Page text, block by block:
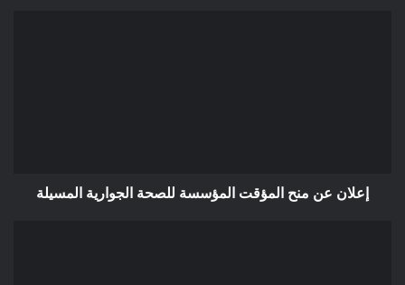
إعلان عن منح المؤقت المؤسسة للصحة الجوارية المسيلة